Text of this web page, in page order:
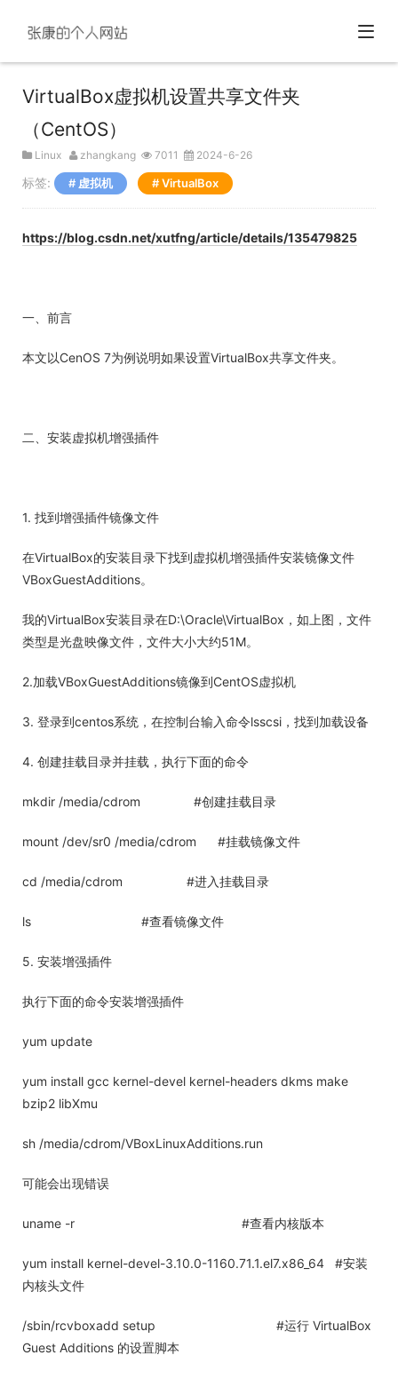
VirtualBox虚拟机设置共享文件夹
（CentOS）
Linux zhangkang 7011 2024-6-26
标签: 虚拟机 VirtualBox
https://blog.csdn.net/xutfng/article/details/135479825
一、前言
本文以CenOS 7为例说明如果设置VirtualBox共享文件夹。
二、安装虚拟机增强插件
1. 找到增强插件镜像文件
在VirtualBox的安装目录下找到虚拟机增强插件安装镜像文件
VBoxGuestAdditions。
我的VirtualBox安装目录在D:\Oracle\VirtualBox，如上图，文件
类型是光盘映像文件，文件大小大约51M。
2.加载VBoxGuestAdditions镜像到CentOS虚拟机
3. 登录到centos系统，在控制台输入命令lsscsi，找到加载设备
4. 创建挂载目录并挂载，执行下面的命令
mkdir /media/cdrom #创建挂载目录
mount /dev/sr0 /media/cdrom #挂载镜像文件
cd /media/cdrom #进入挂载目录
ls #查看镜像文件
5. 安装增强插件
执行下面的命令安装增强插件
yum update
yum install gcc kernel-devel kernel-headers dkms make
bzip2 libXmu
sh /media/cdrom/VBoxLinuxAdditions.run
可能会出现错误
uname -r #查看内核版本
yum install kernel-devel-3.10.0-1160.71.1.el7.x86_64 #安装
内核头文件
/sbin/rcvboxadd setup #运行 VirtualBox
Guest Additions 的设置脚本